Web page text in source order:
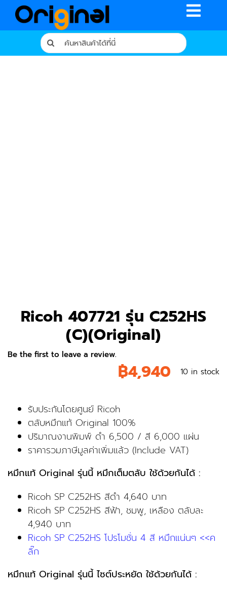
Toggle
Search
for:
Ricoh 407721 รุ่น C252HS
(C)(Original)
Be the first to leave a review.
฿4,940 10 in stock
รับประกันโดยศูนย์ Ricoh
ตลับหมึกแท้ Original 100%
ปริมาณงานพิมพ์ ดำ 6,500 / สี 6,000 แผ่น
ราคารวมภาษีมูลค่าเพิ่มแล้ว (Include VAT)
หมึกแท้ Original รุ่นนี้ หมึกเต็มตลับ ใช้ด้วยกันได้ :
Ricoh SP C252HS สีดำ 4,640 บาท
Ricoh SP C252HS สีฟ้า, ชมพู, เหลือง ตลับละ
4,940 บาท
Ricoh SP C252HS โปรโมชั่น 4 สี หมึกแน่นๆ <<ค
ลิ๊ก
หมึกแท้ Original รุ่นนี้ ไซต์ประหยัดใช้ด้วยกันได้ :